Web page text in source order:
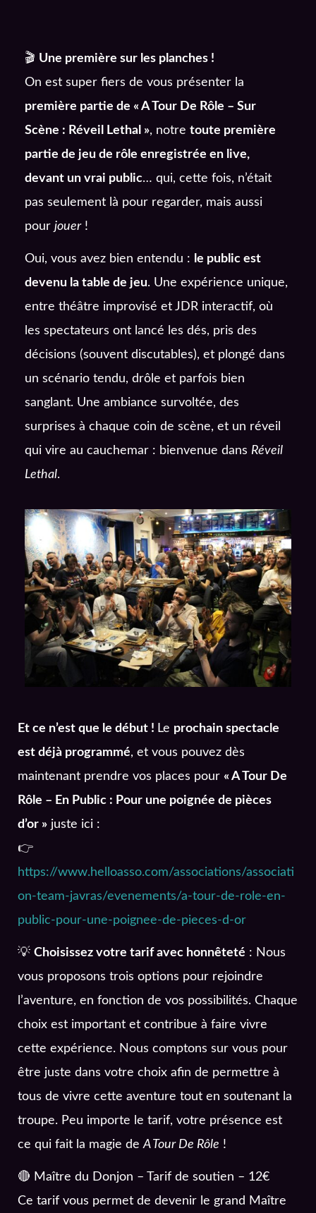
🎬 Une première sur les planches !
On est super fiers de vous présenter la
première partie de « A Tour De Rôle – Sur
Scène : Réveil Lethal », notre toute première
partie de jeu de rôle enregistrée en live,
devant un vrai public… qui, cette fois, n’était
pas seulement là pour regarder, mais aussi
pour jouer!
Oui, vous avez bien entendu : le public est
devenu la table de jeu. Une expérience unique,
entre théâtre improvisé et JDR interactif, où
les spectateurs ont lancé les dés, pris des
décisions (souvent discutables), et plongé dans
un scénario tendu, drôle et parfois bien
sanglant. Une ambiance survoltée, des
surprises à chaque coin de scène, et un réveil
qui vire au cauchemar : bienvenue dans Réveil
Lethal.
Et ce n’est que le début ! Le prochain spectacle
est déjà programmé, et vous pouvez dès
maintenant prendre vos places pour « A Tour De
Rôle – En Public : Pour une poignée de pièces
d’or » juste ici :
👉
https://www.helloasso.com/associations/associati
on-team-javras/evenements/a-tour-de-role-en-
public-pour-une-poignee-de-pieces-d-or
💡 Choisissez votre tarif avec honnêteté : Nous
vous proposons trois options pour rejoindre
l’aventure, en fonction de vos possibilités. Chaque
choix est important et contribue à faire vivre
cette expérience. Nous comptons sur vous pour
être juste dans votre choix afin de permettre à
tous de vivre cette aventure tout en soutenant la
troupe. Peu importe le tarif, votre présence est
ce qui fait la magie deA Tour De Rôle !
🔴 Maître du Donjon – Tarif de soutien – 12€
Ce tarif vous permet de devenir le grand Maître